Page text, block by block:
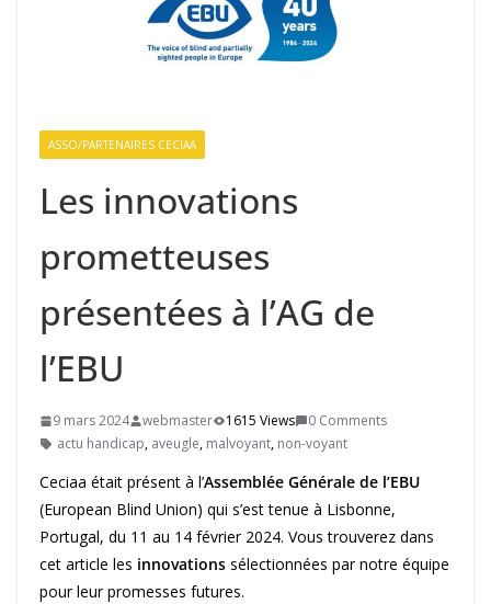
ASSO/PARTENAIRES CECIAA
Les innovations
prometteuses
présentées à l’AG de
l’EBU
9 mars 2024 webmaster 1615 Views
0 Comments
actu handicap, aveugle, malvoyant, non-voyant
Ceciaa était présent à l’Assemblée Générale de l’EBU
(European Blind Union) qui s’est tenue à Lisbonne,
Portugal, du 11 au 14 février 2024. Vous trouverez dans
cet article les innovations sélectionnées par notre équipe
pour leur promesses futures.